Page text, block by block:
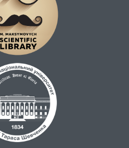
Наукова новизна.
автохтонна
адаптації до умов
Практична
місцевих громад до
та охорони
є одним із найкращих
дбайливого
середовища.
в районі
національного